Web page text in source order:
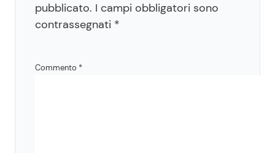
pubblicato. I campi obbligatori sono
contrassegnati *
Commento *